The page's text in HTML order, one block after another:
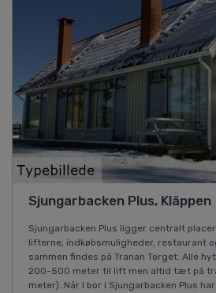
Sjungarbacken Plus, Kläppen
Sjungarbacken Plus ligger centralt
lifterne, indkøbsmuligheder, restaurant
sammen findes på Tranan Torget. Alle
200-500 meter til lift men altid tæt på
meter). Når I bor i Sjungarbacken Plus